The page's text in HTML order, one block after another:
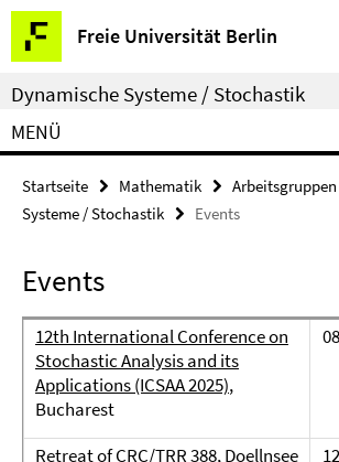
Springe
direkt
zu
Inhalt
Freie Universität Berlin
Service-
Navigation
Dynamische Systeme / Stochastik
MENÜ
Startseite Mathematik Arbeitsgruppen
Systeme / Stochastik
Events
Events
12th International Conference on
Stochastic Analysis and its
Applications (ICSAA 2025),
Bucharest
Retreat of CRC/TRR 388, Doellnsee